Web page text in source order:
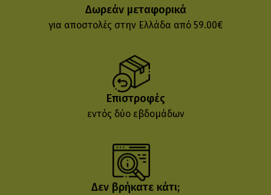
Δωρεάν μεταφορικά
για αποστολές στην Ελλάδα από 59.00€
Επιστροφές
εντός δύο εβδομάδων
Δεν βρήκατε κάτι;